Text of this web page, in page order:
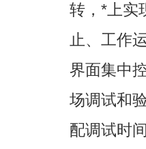
转，*上实
止、工作
界面集中
场调试和
配调试时